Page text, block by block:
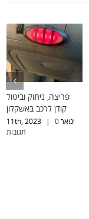
פריצה, ניתוק וביטול
קודן לרכב באשקלון
ינואר 11th, 2023 |
0
תגובות